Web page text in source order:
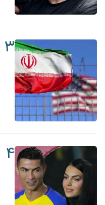
۳
۴